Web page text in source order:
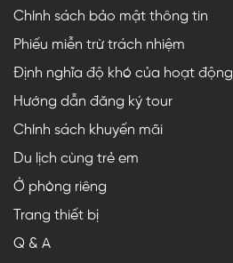
Chính sách bảo mật thông tin
Phiếu miễn trừ trách nhiệm
Định nghĩa độ khó của hoạt động
Hướng dẫn đăng ký tour
Chính sách khuyến mãi
Du lịch cùng trẻ em
Ở phòng riêng
Trang thiết bị
Q & A